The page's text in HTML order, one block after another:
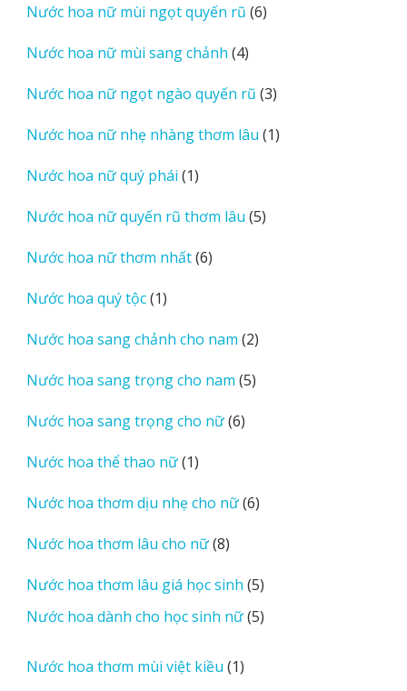
phẩm
Nước hoa nữ mùi ngọt quyến rũ 66
Nước hoa nữ mùi sang chảnh 44
phẩm
Nước hoa nữ ngọt ngào quyến rũ 33
phẩm
Nước hoa nữ nhẹ nhàng thơm lâu 11
Nước hoa nữ quý phái 11
phẩm
Nước hoa nữ quyến rũ thơm lâu 55
Nước hoa nữ thơm nhất 66
Nước hoa quý tộc 11
phẩm
Nước hoa sang chảnh cho nam 22
phẩm
Nước hoa sang trọng cho nam 55
Nước hoa sang trọng cho nữ 66
Nước hoa thể thao nữ 11
phẩm
Nước hoa thơm dịu nhẹ cho nữ 66
Nước hoa thơm lâu cho nữ 88
phẩm
Nước hoa thơm lâu giá học sinh 55
sản
phẩm
Nước hoa dành cho học sinh nữ 55
Nước hoa thơm mùi việt kiều 11